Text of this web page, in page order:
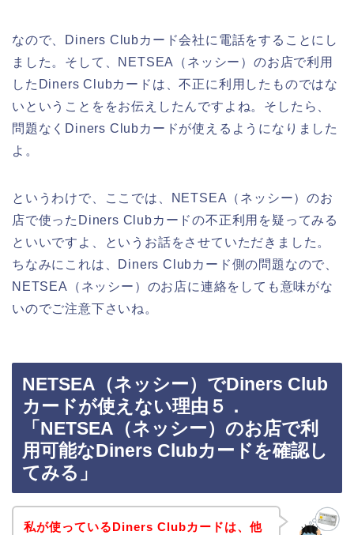
なので、Diners Clubカード会社に電話をすることにし
ました。そして、NETSEA（ネッシー）のお店で利用
したDiners Clubカードは、不正に利用したものではな
いということををお伝えしたんですよね。そしたら、
問題なくDiners Clubカードが使えるようになりました
よ。
というわけで、ここでは、NETSEA（ネッシー）のお
店で使ったDiners Clubカードの不正利用を疑ってみる
といいですよ、というお話をさせていただきました。
ちなみにこれは、Diners Clubカード側の問題なので、
NETSEA（ネッシー）のお店に連絡をしても意味がな
いのでご注意下さいね。
NETSEA（ネッシー）でDiners Club
カードが使えない理由５．
「NETSEA（ネッシー）のお店で利
用可能なDiners Clubカードを確認し
てみる」
私が使っているDiners Clubカードは、他